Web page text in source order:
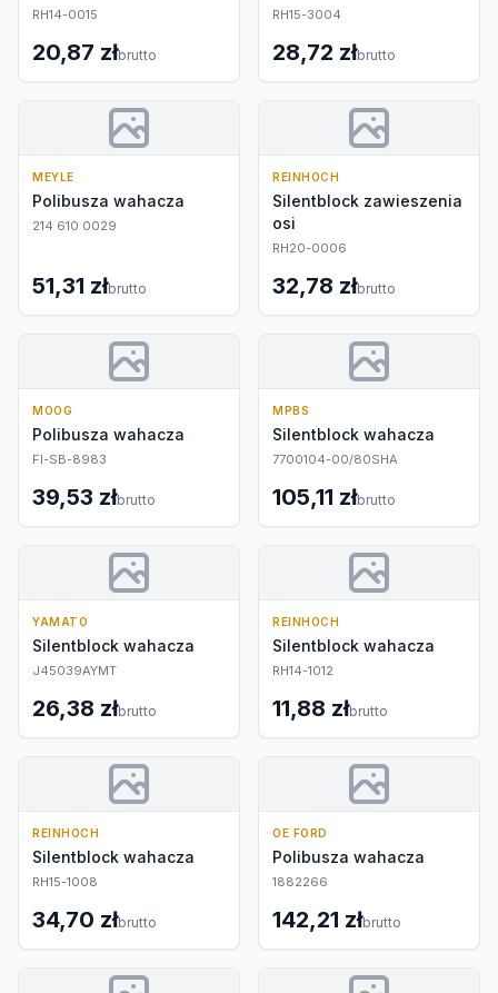
RH14-0015
20,87 złbrutto
RH15-3004
28,72 złbrutto
MEYLE
Polibusza wahacza
214 610 0029
51,31 złbrutto
REINHOCH
Silentblock zawieszenia
osi
RH20-0006
32,78 złbrutto
MOOG
Polibusza wahacza
FI-SB-8983
39,53 złbrutto
MPBS
Silentblock wahacza
7700104-00/80SHA
105,11 złbrutto
YAMATO
Silentblock wahacza
J45039AYMT
26,38 złbrutto
REINHOCH
Silentblock wahacza
RH14-1012
11,88 złbrutto
REINHOCH
Silentblock wahacza
RH15-1008
34,70 złbrutto
OE FORD
Polibusza wahacza
1882266
142,21 złbrutto